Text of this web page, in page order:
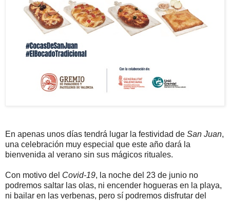
En apenas unos días tendrá lugar la festividad de San Juan,
una celebración muy especial que este año dará la
bienvenida al verano sin sus mágicos rituales.
Con motivo del Covid-19, la noche del 23 de junio no
podremos saltar las olas, ni encender hogueras en la playa,
ni bailar en las verbenas, pero sí podremos disfrutar del